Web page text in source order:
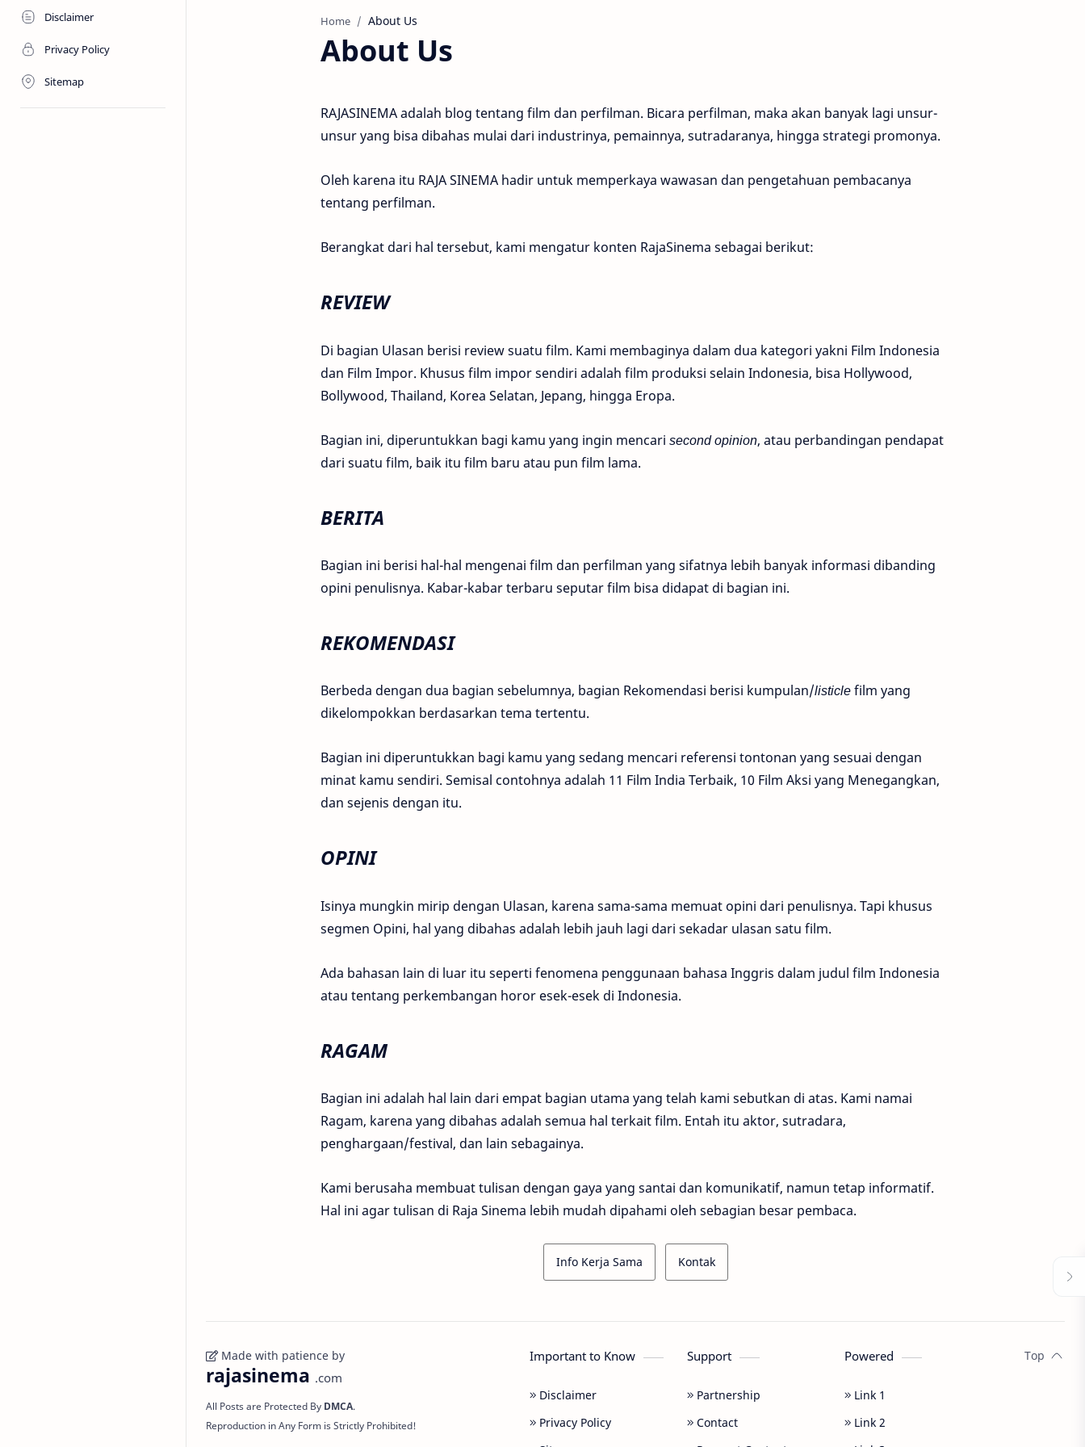
Disclaimer
Privacy Policy
Sitemap
Home
About Us
RAJASINEMA adalah blog tentang film dan perfilman. Bicara perfilman, maka akan banyak lagi unsur-
unsur yang bisa dibahas mulai dari industrinya, pemainnya, sutradaranya, hingga strategi promonya.
Oleh karena itu RAJA SINEMA hadir untuk memperkaya wawasan dan pengetahuan pembacanya
tentang perfilman.
Berangkat dari hal tersebut, kami mengatur konten RajaSinema sebagai berikut:
REVIEW
Di bagian Ulasan berisi review suatu film. Kami membaginya dalam dua kategori yakni Film Indonesia
dan Film Impor. Khusus film impor sendiri adalah film produksi selain Indonesia, bisa Hollywood,
Bollywood, Thailand, Korea Selatan, Jepang, hingga Eropa.
Bagian ini, diperuntukkan bagi kamu yang ingin mencari second opinion, atau perbandingan pendapat
dari suatu film, baik itu film baru atau pun film lama.
BERITA
Bagian ini berisi hal-hal mengenai film dan perfilman yang sifatnya lebih banyak informasi dibanding
opini penulisnya. Kabar-kabar terbaru seputar film bisa didapat di bagian ini.
REKOMENDASI
Berbeda dengan dua bagian sebelumnya, bagian Rekomendasi berisi kumpulan/listiclefilm yang
dikelompokkan berdasarkan tema tertentu.
Bagian ini diperuntukkan bagi kamu yang sedang mencari referensi tontonan yang sesuai dengan
minat kamu sendiri. Semisal contohnya adalah 11 Film India Terbaik, 10 Film Aksi yang Menegangkan,
dan sejenis dengan itu.
OPINI
Isinya mungkin mirip dengan Ulasan, karena sama-sama memuat opini dari penulisnya. Tapi khusus
segmen Opini, hal yang dibahas adalah lebih jauh lagi dari sekadar ulasan satu film.
Ada bahasan lain di luar itu seperti fenomena penggunaan bahasa Inggris dalam judul film Indonesia
atau tentang perkembangan horor esek-esek di Indonesia.
RAGAM
Bagian ini adalah hal lain dari empat bagian utama yang telah kami sebutkan di atas. Kami namai
Ragam, karena yang dibahas adalah semua hal terkait film. Entah itu aktor, sutradara,
penghargaan/festival, dan lain sebagainya.
Kami berusaha membuat tulisan dengan gaya yang santai dan komunikatif, namun tetap informatif.
Hal ini agar tulisan di Raja Sinema lebih mudah dipahami oleh sebagian besar pembaca.
Info Kerja Sama Kontak
Made with patience by
rajasinema .com
All Posts are Protected By DMCA.
Reproduction in Any Form is Strictly Prohibited!
Important to Know
Disclaimer
Privacy Policy
Support
Partnership
Contact
Powered
Link 1
Link 2